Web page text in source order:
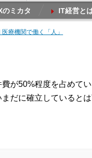
のミカタ IT経営と
療機関で働く「人」
が50%程度を占めて
だに確立しているとは